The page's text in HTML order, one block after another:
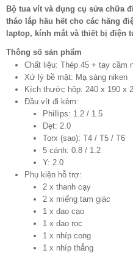
Bộ tua vít và dụng cụ sửa chữa
tháo lắp hầu hết cho các hãng
laptop, kính mắt và thiết bị điện
Thông số sản phẩm
Chất liệu: Thép 45 + tay cầm
Xử lý bề mặt: Mạ sáng niken
Kích thước hộp: 240 x 190 x
Đầu vít đi kèm:
Phillips: 1.2 / 1.5
Dẹt: 2.0
Torx (sao): T4 / T5 / T6
5 cánh: 0.8 / 1.2
Y: 2.0
Phụ kiện hỗ trợ:
2 x thanh cạy
2 x miếng tam giác
1 x dao cạo
1 x dao rọc
1 x nhíp cong
1 x nhíp thẳng